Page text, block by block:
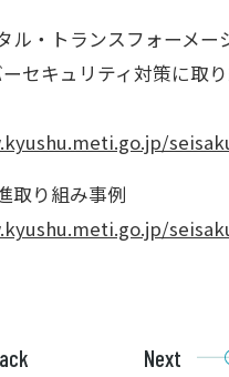
ル・トランスフォーメー
セキュリティ対策に取
取り組み事例
Next